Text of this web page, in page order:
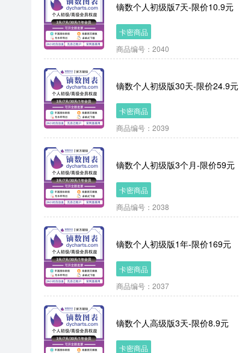
镝数个人初级版7天-限价10.9元
卡密商品
商品编号：2040
镝数个人初级版30天-限价24.9元
卡密商品
商品编号：2039
镝数个人初级版3个月-限价59元
卡密商品
商品编号：2038
镝数个人初级版1年-限价169元
卡密商品
商品编号：2037
镝数个人高级版3天-限价8.9元
卡密商品